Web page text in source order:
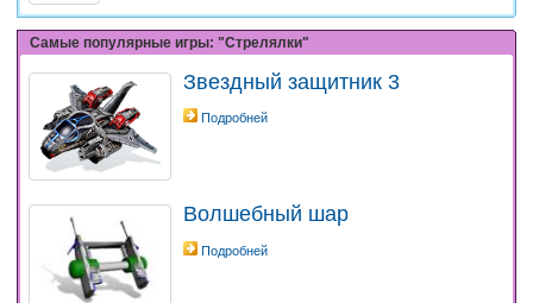
Самые популярные игры: "Стрелялки"
Звездный защитник 3
Подробней
Волшебный шар
Подробней